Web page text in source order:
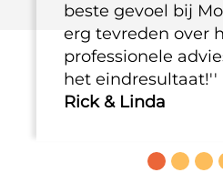
beste gevoel bij
erg tevreden over
professionele
het eindresultaat!''
Rick & Linda